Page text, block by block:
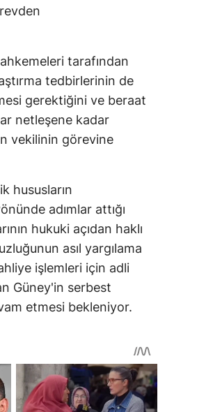
tarafından
tedbirlerinin de
gerektiğini ve beraat
netleşene kadar
vekilinin görevine
hususların
adımlar attığı
hukuki açıdan haklı
asıl yargılama
işlemleri için adli
Güney'in serbest
etmesi bekleniyor.